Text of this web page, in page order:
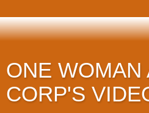
ONE WOMAN
CORP'S